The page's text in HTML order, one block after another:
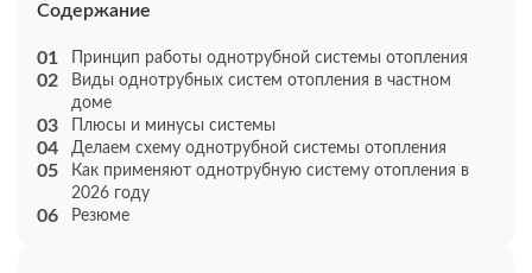
Содержание
Принцип работы однотрубной системы отопления
Виды однотрубных систем отопления в частном
доме
Плюсы и минусы системы
Делаем схему однотрубной системы отопления
Как применяют однотрубную систему отопления в
2026 году
Резюме